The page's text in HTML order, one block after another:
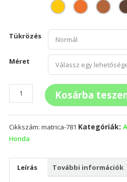
Tükrözés
Méret
love
mennyiség
Kosárba
Cikkszám: matrica-781 Kategóriák:
Honda
Leírás További információk